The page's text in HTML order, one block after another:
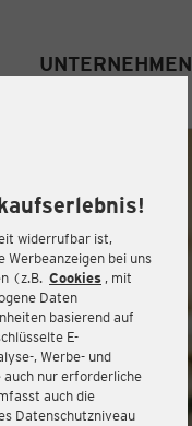
widerrufbar ist,
bei uns
(z.B. Cookies , mit
Daten
basierend auf
E-
, Werbe- und
auch nur erforderliche
auch die
Datenschutzniveau
UNTERNEHMEN